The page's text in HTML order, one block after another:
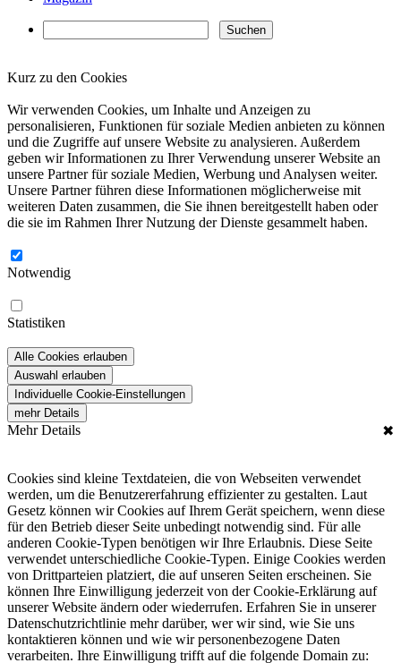
Kurz zu den Cookies
Wir verwenden Cookies, um Inhalte und Anzeigen zu
personalisieren, Funktionen für soziale Medien anbieten zu können
und die Zugriffe auf unsere Website zu analysieren. Außerdem
geben wir Informationen zu Ihrer Verwendung unserer Website an
unsere Partner für soziale Medien, Werbung und Analysen weiter.
Unsere Partner führen diese Informationen möglicherweise mit
weiteren Daten zusammen, die Sie ihnen bereitgestellt haben oder
die sie im Rahmen Ihrer Nutzung der Dienste gesammelt haben.
Notwendig
Statistiken
Alle Cookies erlauben
Auswahl erlauben
Individuelle Cookie-Einstellungen
mehr Details
Mehr Details ✖
Cookies sind kleine Textdateien, die von Webseiten verwendet
werden, um die Benutzererfahrung effizienter zu gestalten. Laut
Gesetz können wir Cookies auf Ihrem Gerät speichern, wenn diese
für den Betrieb dieser Seite unbedingt notwendig sind. Für alle
anderen Cookie-Typen benötigen wir Ihre Erlaubnis. Diese Seite
verwendet unterschiedliche Cookie-Typen. Einige Cookies werden
von Drittparteien platziert, die auf unseren Seiten erscheinen. Sie
können Ihre Einwilligung jederzeit von der Cookie-Erklärung auf
unserer Website ändern oder wiederrufen. Erfahren Sie in unserer
Datenschutzrichtlinie mehr darüber, wer wir sind, wie Sie uns
kontaktieren können und wie wir personenbezogene Daten
verarbeiten. Ihre Einwilligung trifft auf die folgende Domain zu: